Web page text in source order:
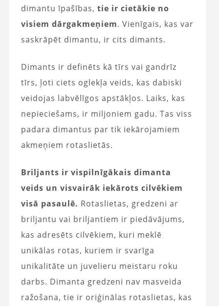
dimantu īpašības, tie ir cietākie no
visiem dārgakmeņiem. Vienīgais, kas var
saskrāpēt dimantu, ir cits dimants.
Dimants ir definēts kā tīrs vai gandrīz
tīrs, ļoti ciets oglekļa veids, kas dabiski
veidojas labvēlīgos apstākļos. Laiks, kas
nepieciešams, ir miljoniem gadu. Tas viss
padara dimantus par tik iekārojamiem
akmeņiem rotaslietās.
Briljants ir vispilnīgākais dimanta
veids un visvairāk iekārots cilvēkiem
visā pasaulē. Rotaslietas, gredzeni ar
briljantu vai briljantiem ir piedāvājums,
kas adresēts cilvēkiem, kuri meklē
unikālas rotas, kuriem ir svarīga
unikalitāte un juvelieru meistaru roku
darbs. Dimanta gredzeni nav masveida
ražošana, tie ir oriģinālas rotaslietas, kas